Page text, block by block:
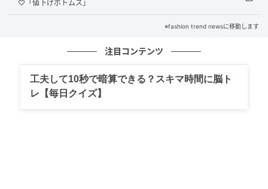
♡「値下げボトムス」
※fashion trend newsに移動します
注目コンテンツ
工夫して10秒で暗算できる？スキマ時間に脳ト
レ【毎日クイズ】